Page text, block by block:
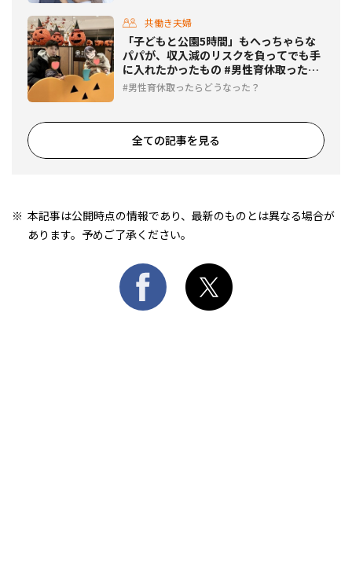
共働き夫婦
「子どもと公園5時間」もへっちゃらな
パパが、収入減のリスクを負ってでも手
に入れたかったもの #男性育休取ったら
どうなった？
男性育休取ったらどうなった？
全ての記事を見る
本記事は公開時点の情報であり、最新のものとは異なる場合が
あります。予めご了承ください。